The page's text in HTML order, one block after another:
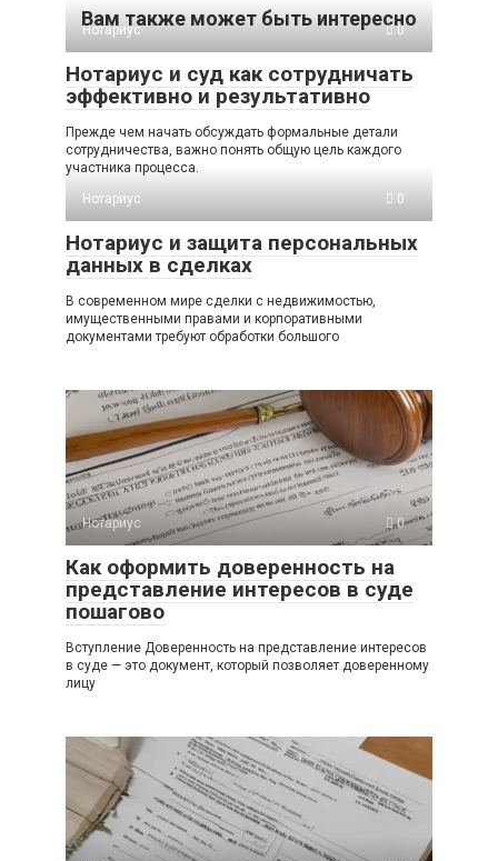
Вам также может быть интересно
Нотариус 0
Нотариус и суд как сотрудничать
эффективно и результативно
Прежде чем начать обсуждать формальные детали
сотрудничества, важно понять общую цель каждого
участника процесса.
Нотариус
0
Нотариус и защита персональных
данных в сделках
В современном мире сделки с недвижимостью,
имущественными правами и корпоративными
документами требуют обработки большого
Нотариус 0
Как оформить доверенность на
представление интересов в суде
пошагово
Вступление Доверенность на представление интересов
в суде — это документ, который позволяет доверенному
лицу